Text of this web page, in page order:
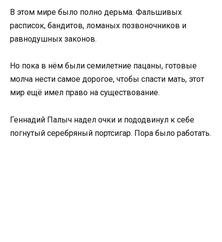
В этом мире было полно дерьма. Фальшивых
расписок, бандитов, ломаных позвоночников и
равнодушных законов.
Но пока в нём были семилетние пацаны, готовые
молча нести самое дорогое, чтобы спасти мать, этот
мир ещё имел право на существование.
Геннадий Палыч надел очки и пододвинул к себе
погнутый серебряный портсигар. Пора было работать.